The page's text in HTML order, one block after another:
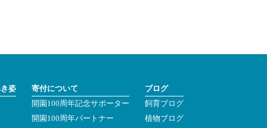
姿
寄付について
開園100周年記念サポーター
開園100周年パートナー
ブログ
飼育ブログ
植物ブログ